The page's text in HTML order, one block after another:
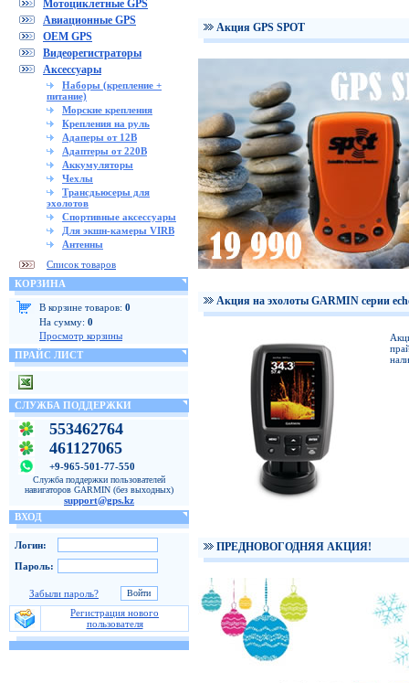
Мотоциклетные GPS
Авиационные GPS
OEM GPS
Видеорегистраторы
Аксессуары
Наборы (крепление +
питание)
Морские крепления
Крепления на руль
Адаперы от 12В
Адаптеры от 220В
Аккумуляторы
Чехлы
Трансдьюсеры для
эхолотов
Спортивные аксессуары
Для экшн-камеры VIRB
Антенны
Список товаров
КОРЗИНА
В корзине товаров: 0
На сумму: 0
Просмотр корзины
ПРАЙС ЛИСТ
СЛУЖБА ПОДДЕРЖКИ
553462764
461127065
+9-965-501-77-550
Служба поддержки пользователей
навигаторов GARMIN (без выходных)
support@gps.kz
ВХОД
Логин:
Пароль:
Забыли пароль?
Регистрация нового
пользователя
Акция GPS SPOT
Акция на эхолоты GARMIN серии
ПРЕДНОВОГОДНЯЯ АКЦИЯ!